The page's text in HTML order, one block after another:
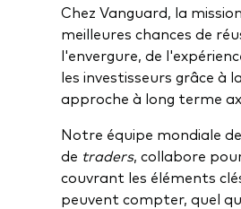
Chez Vanguard, la
meilleures chances de
l'envergure, de
les investisseurs grâce à
approche à long terme
Notre équipe mondiale
de traders, collabore
couvrant les éléments
peuvent compter, quel